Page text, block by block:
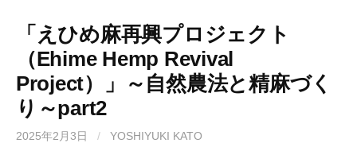
b
o
o
k
d
o
n
「えひめ麻再興プロジェクト
（Ehime Hemp Revival
Project）」～自然農法と精麻づく
り～part2
2025年2月3日 / YOSHIYUKI KATO